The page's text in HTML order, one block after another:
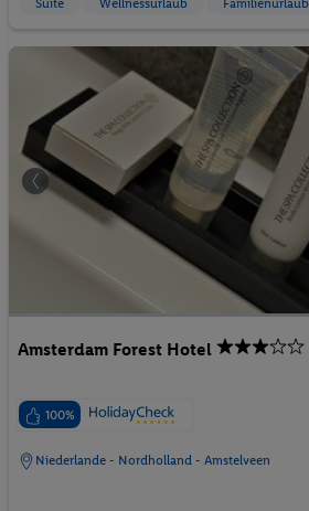
Amsterdam Forest Hotel
100%
Niederlande - Nordholland - Amstelveen